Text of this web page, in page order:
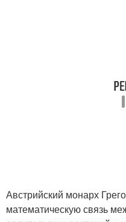
Австрийский монарх
математическую связь